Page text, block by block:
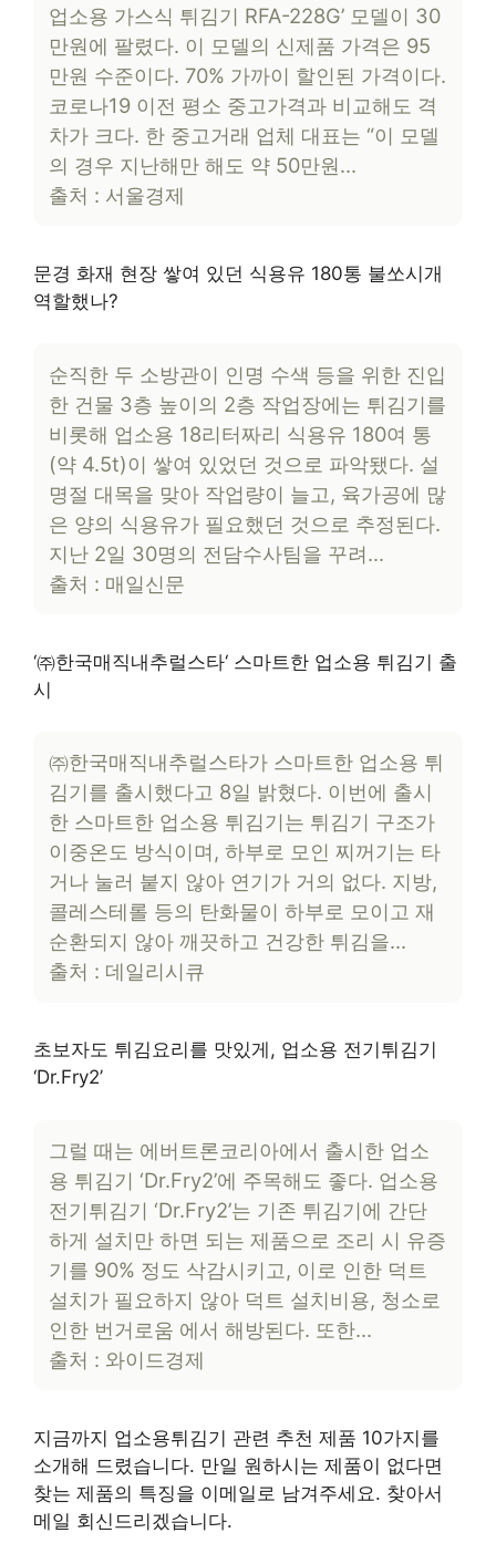
업소용 가스식 튀김기 RFA-228G’ 모델이 30
만원에 팔렸다. 이 모델의 신제품 가격은 95
만원 수준이다. 70% 가까이 할인된 가격이다.
코로나19 이전 평소 중고가격과 비교해도 격
차가 크다. 한 중고거래 업체 대표는 “이 모델
의 경우 지난해만 해도 약 50만원…
출처 : 서울경제
문경 화재 현장 쌓여 있던 식용유 180통 불쏘시개
역할했나?
순직한 두 소방관이 인명 수색 등을 위한 진입
한 건물 3층 높이의 2층 작업장에는 튀김기를
비롯해 업소용 18리터짜리 식용유 180여 통
(약 4.5t)이 쌓여 있었던 것으로 파악됐다. 설
명절 대목을 맞아 작업량이 늘고, 육가공에 많
은 양의 식용유가 필요했던 것으로 추정된다.
지난 2일 30명의 전담수사팀을 꾸려…
출처 : 매일신문
‘㈜한국매직내추럴스타‘ 스마트한 업소용 튀김기 출
시
㈜한국매직내추럴스타가 스마트한 업소용 튀
김기를 출시했다고 8일 밝혔다. 이번에 출시
한 스마트한 업소용 튀김기는 튀김기 구조가
이중온도 방식이며, 하부로 모인 찌꺼기는 타
거나 눌러 붙지 않아 연기가 거의 없다. 지방,
콜레스테롤 등의 탄화물이 하부로 모이고 재
순환되지 않아 깨끗하고 건강한 튀김을…
출처 : 데일리시큐
초보자도 튀김요리를 맛있게, 업소용 전기튀김기
‘Dr.Fry2’
그럴 때는 에버트론코리아에서 출시한 업소
용 튀김기 ‘Dr.Fry2’에 주목해도 좋다. 업소용
전기튀김기 ‘Dr.Fry2’는 기존 튀김기에 간단
하게 설치만 하면 되는 제품으로 조리 시 유증
기를 90% 정도 삭감시키고, 이로 인한 덕트
설치가 필요하지 않아 덕트 설치비용, 청소로
인한 번거로움 에서 해방된다. 또한…
출처 : 와이드경제
지금까지 업소용튀김기 관련 추천 제품 10가지를
소개해 드렸습니다. 만일 원하시는 제품이 없다면
찾는 제품의 특징을 이메일로 남겨주세요. 찾아서
메일 회신드리겠습니다.